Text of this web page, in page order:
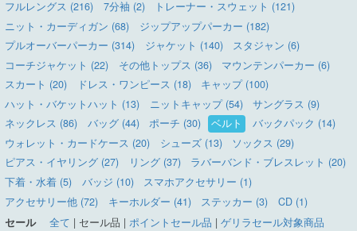
フルレングス (216)
7分袖 (2)
トレーナー・スウェット (121)
ニット・カーディガン (68)
ジップアップパーカー (182)
プルオーバーパーカー (314)
ジャケット (140)
スタジャン (6)
コーチジャケット (22)
その他トップス (36)
マウンテンパーカー (6)
スカート (20)
ドレス・ワンピース (18)
キャップ (100)
ハット・バケットハット (13)
ニットキャップ (54)
サングラス (9)
ネックレス (86)
バッグ (44) ポーチ (30) ベルト
バックパック (14)
ウォレット・カードケース (20)
シューズ (13)
ソックス (29)
ピアス・イヤリング (27)
リング (37)
ラバーバンド・ブレスレット (20)
下着・水着 (5)
バッジ (10)
スマホアクセサリー (1)
アクセサリー他 (72)
キーホルダー (41) ステッカー (3)
CD (1)
セール
全て | セール品 | ポイントセール品 | ゲリラセール対象商品